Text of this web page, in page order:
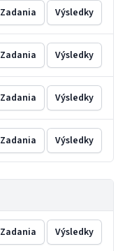
Zadania Výsledky
Zadania Výsledky
Zadania Výsledky
Zadania Výsledky
Zadania Výsledky